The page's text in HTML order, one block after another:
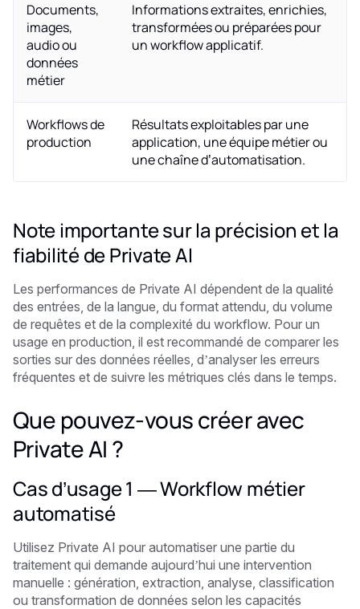
Documents,
images,
audio ou
données
métier
Informations extraites, enrichies,
transformées ou préparées pour
un workflow applicatif.
Workflows de
production
Résultats exploitables par une
application, une équipe métier ou
une chaîne d’automatisation.
Note importante sur la précision et la
fiabilité de Private AI
Les performances de Private AI dépendent de la qualité
des entrées, de la langue, du format attendu, du volume
de requêtes et de la complexité du workflow. Pour un
usage en production, il est recommandé de comparer les
sorties sur des données réelles, d’analyser les erreurs
fréquentes et de suivre les métriques clés dans le temps.
Que pouvez-vous créer avec
Private AI ?
Cas d’usage 1 — Workflow métier
automatisé
Utilisez Private AI pour automatiser une partie du
traitement qui demande aujourd’hui une intervention
manuelle : génération, extraction, analyse, classification
ou transformation de données selon les capacités